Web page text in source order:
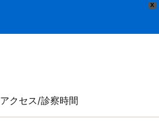
X
アクセス/診察時間